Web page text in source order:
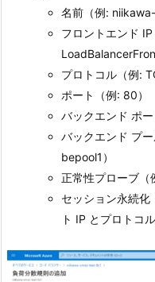
名前（例:
フロントエンド
プロトコル（例:
ポート（例: 80）
バックエンド ポー
バックエンド プ
bepool1）
正常性プローブ
セッション永続化
ト IP とプロトコル